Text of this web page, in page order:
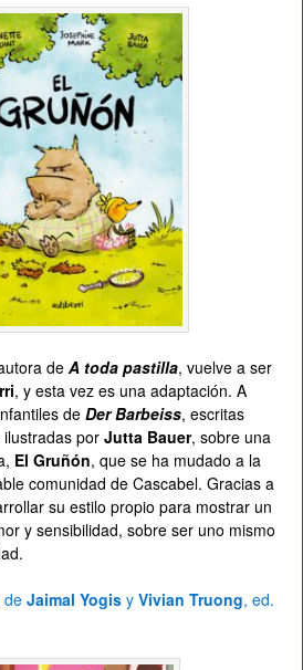
de A toda pastilla, vuelve a ser
, y esta vez es una adaptación. A
de Der Barbeiss, escritas
ilustradas por Jutta Bauer, sobre una
El Gruñón, que se ha mudado a la
comunidad de Cascabel. Gracias a
su estilo propio para mostrar un
y sensibilidad, sobre ser uno mismo
de Jaimal Yogis y Vivian Truong, ed.